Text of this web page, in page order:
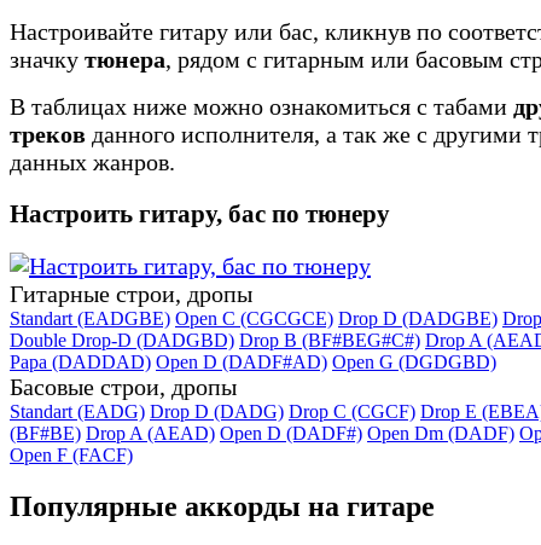
Настроивайте гитару или бас, кликнув по
значку тюнера, рядом с гитарным или басовым
В таблицах ниже можно ознакомиться с табами
треков данного исполнителя, а так же с другими
данных жанров.
Настроить гитару, бас по тюнеру
Гитарные строи, дропы
Standart (EADGBE) Open C (CGCGCE) Drop D (DADGBE)
Double Drop-D (DADGBD) Drop B (BF#BEG#C#) Drop A
Papa (DADDAD) Open D (DADF#AD) Open G (DGDGBD)
Басовые строи, дропы
Standart (EADG) Drop D (DADG) Drop C (CGCF) Drop E
(BF#BE) Drop A (AEAD) Open D (DADF#) Open Dm (DADF)
Open F (FACF)
Популярные аккорды на гитаре